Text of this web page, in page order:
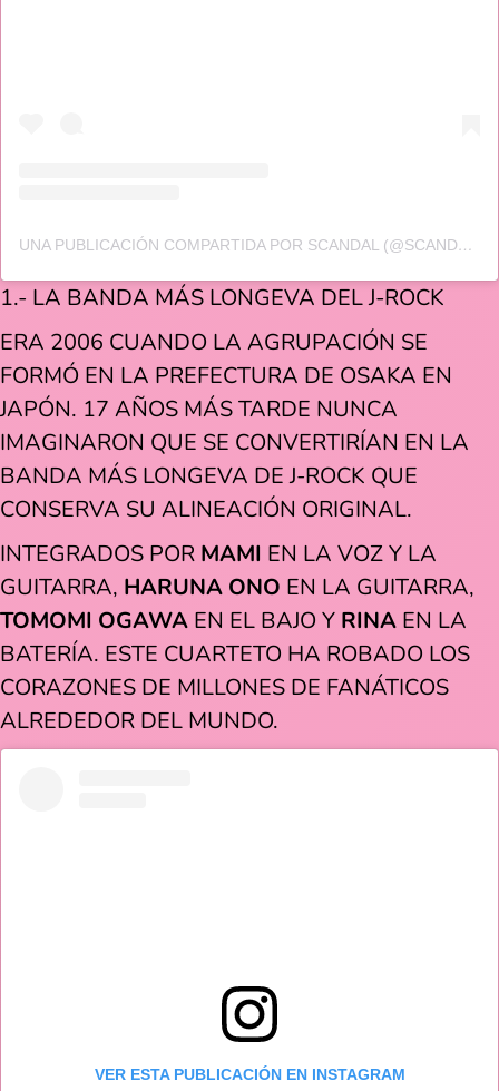
UNA PUBLICACIÓN COMPARTIDA POR SCANDAL (@SCANDAL_BAND_OFFICIAL)
1.- LA BANDA MÁS LONGEVA DEL J-ROCK
ERA 2006 CUANDO LA AGRUPACIÓN SE
FORMÓ EN LA PREFECTURA DE OSAKA EN
JAPÓN. 17 AÑOS MÁS TARDE NUNCA
IMAGINARON QUE SE CONVERTIRÍAN EN LA
BANDA MÁS LONGEVA DE J-ROCK QUE
CONSERVA SU ALINEACIÓN ORIGINAL.
INTEGRADOS POR MAMI EN LA VOZ Y LA
GUITARRA, HARUNA ONO EN LA GUITARRA,
TOMOMI OGAWA EN EL BAJO Y RINA EN LA
BATERÍA. ESTE CUARTETO HA ROBADO LOS
CORAZONES DE MILLONES DE FANÁTICOS
ALREDEDOR DEL MUNDO.
VER ESTA PUBLICACIÓN EN INSTAGRAM